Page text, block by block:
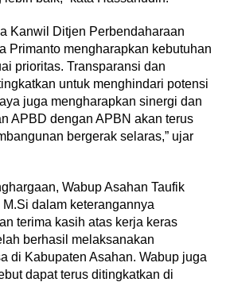
Kanwil Ditjen Perbendaharaan
Primanto mengharapkan kebutuhan
prioritas. Transparansi dan
untuk menghindari potensi
juga mengharapkan sinergi dan
APBD dengan APBN akan terus
bergerak selaras,” ujar
Wabup Asahan Taufik
dalam keterangannya
terima kasih atas kerja keras
berhasil melaksanakan
di Kabupaten Asahan. Wabup juga
dapat terus ditingkatkan di